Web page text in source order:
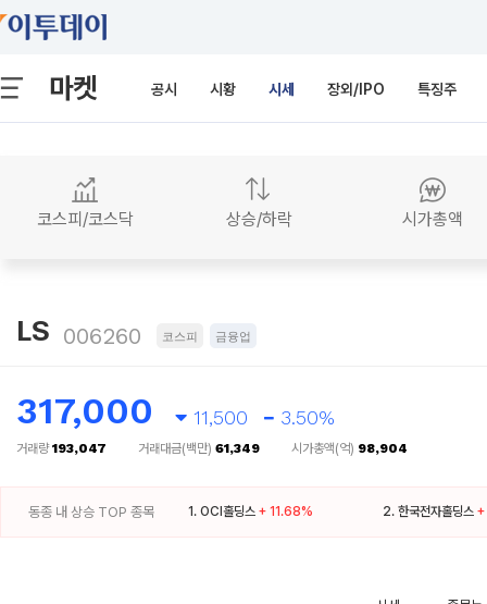
마켓 공시 시황 시세 장외/IPO 특징주
코스피/코스닥 상승/하락 시가총액
LS 006260 코스피 금융업
317,000 11,500 3.50%
거래량193,047 거래대금(백만) 61,349 시가총액(억) 98,904
동종 내 상승 TOP 종목 1. OCI홀딩스 + 11.68% 2. 한국전자홀딩스